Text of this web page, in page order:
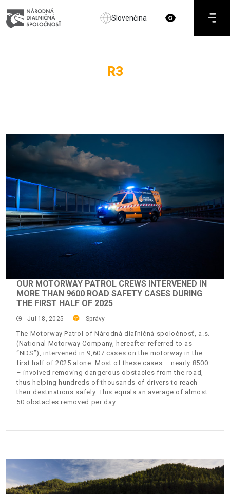
Slovenčina
R3
OUR MOTORWAY PATROL CREWS INTERVENED IN
MORE THAN 9600 ROAD SAFETY CASES DURING
THE FIRST HALF OF 2025
Jul 18, 2025 Správy
The Motorway Patrol of Národná diaľničná spoločnosť, a.s.
(National Motorway Company, hereafter referred to as
“NDS”), intervened in 9,607 cases on the motorway in the
first half of 2025 alone. Most of these cases – nearly 8500
– involved removing dangerous obstacles from the road,
thus helping hundreds of thousands of drivers to reach
their destinations safely. This equals an average of almost
50 obstacles removed per day.